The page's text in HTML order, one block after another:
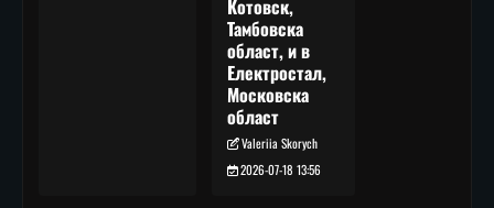
Котовск,
Тамбовска
област, и в
Електростал,
Московска
област
Valeriia Skorych
2026-07-18 13:56